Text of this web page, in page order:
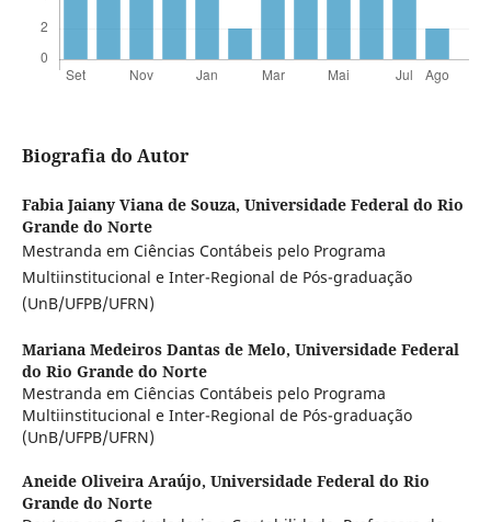
Biografia do Autor
Fabia Jaiany Viana de Souza, Universidade Federal do Rio
Grande do Norte
Mestranda em Ciências Contábeis pelo Programa
Multiinstitucional e Inter-Regional de Pós-graduação
(UnB/UFPB/UFRN)
Mariana Medeiros Dantas de Melo, Universidade Federal
do Rio Grande do Norte
Mestranda em Ciências Contábeis pelo Programa
Multiinstitucional e Inter-Regional de Pós-graduação
(UnB/UFPB/UFRN)
Aneide Oliveira Araújo, Universidade Federal do Rio
Grande do Norte